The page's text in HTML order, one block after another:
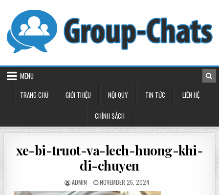
content
MENU
TRANG CHỦ
GIỚI THIỆU NỘI QUY TIN TỨC LIÊN HỆ
CHÍNH SÁCH
xe-bi-truot-va-lech-huong-khi-
di-chuyen
POSTED
BY
ADMIN
POSTED
ON
NOVEMBER 26, 2024